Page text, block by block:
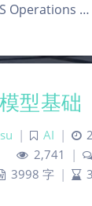
Operations …
型基础
| AI |
2,741
|
3998 字 |